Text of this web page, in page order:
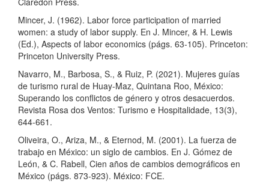
Mincer, J. (1962). Labor force participation of married
women: a study of labor supply. En J. Mincer, & H. Lewis
(Ed.), Aspects of labor economics (págs. 63-105). Princeton:
Princeton University Press.
Navarro, M., Barbosa, S., & Ruiz, P. (2021). Mujeres guías
de turismo rural de Huay-Maz, Quintana Roo, México:
Superando los conflictos de género y otros desacuerdos.
Revista Rosa dos Ventos: Turismo e Hospitalidade, 13(3),
644-661.
Oliveira, O., Ariza, M., & Eternod, M. (2001). La fuerza de
trabajo en México: un siglo de cambios. En J. Gómez de
León, & C. Rabell, Cien años de cambios demográficos en
México (págs. 873-923). México: FCE.